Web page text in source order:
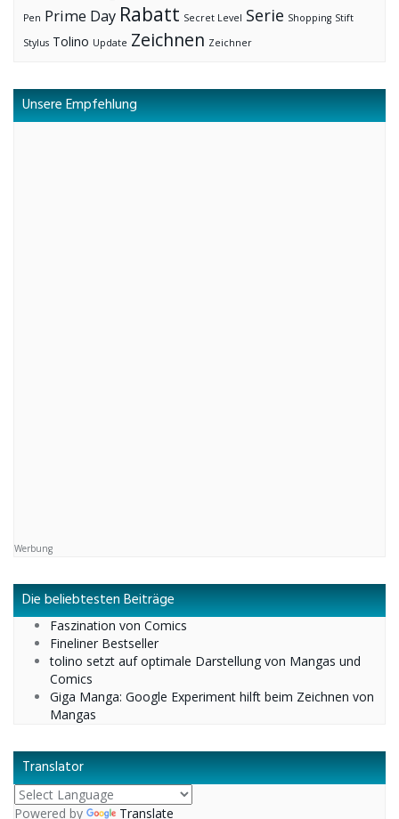
Pen Prime Day Rabatt Secret Level Serie Shopping Stift
Stylus Tolino Update Zeichnen Zeichner
Unsere Empfehlung
Werbung
Die beliebtesten Beiträge
Faszination von Comics
Fineliner Bestseller
tolino setzt auf optimale Darstellung von Mangas und
Comics
Giga Manga: Google Experiment hilft beim Zeichnen von
Mangas
Translator
Powered by Translate